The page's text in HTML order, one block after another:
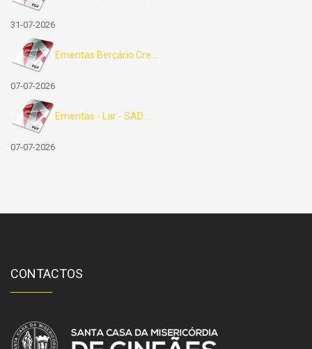
31-07-2026
Ementas Berçário Cre...
07-07-2026
Ementas - Lar - SAD ...
07-07-2026
CONTACTOS